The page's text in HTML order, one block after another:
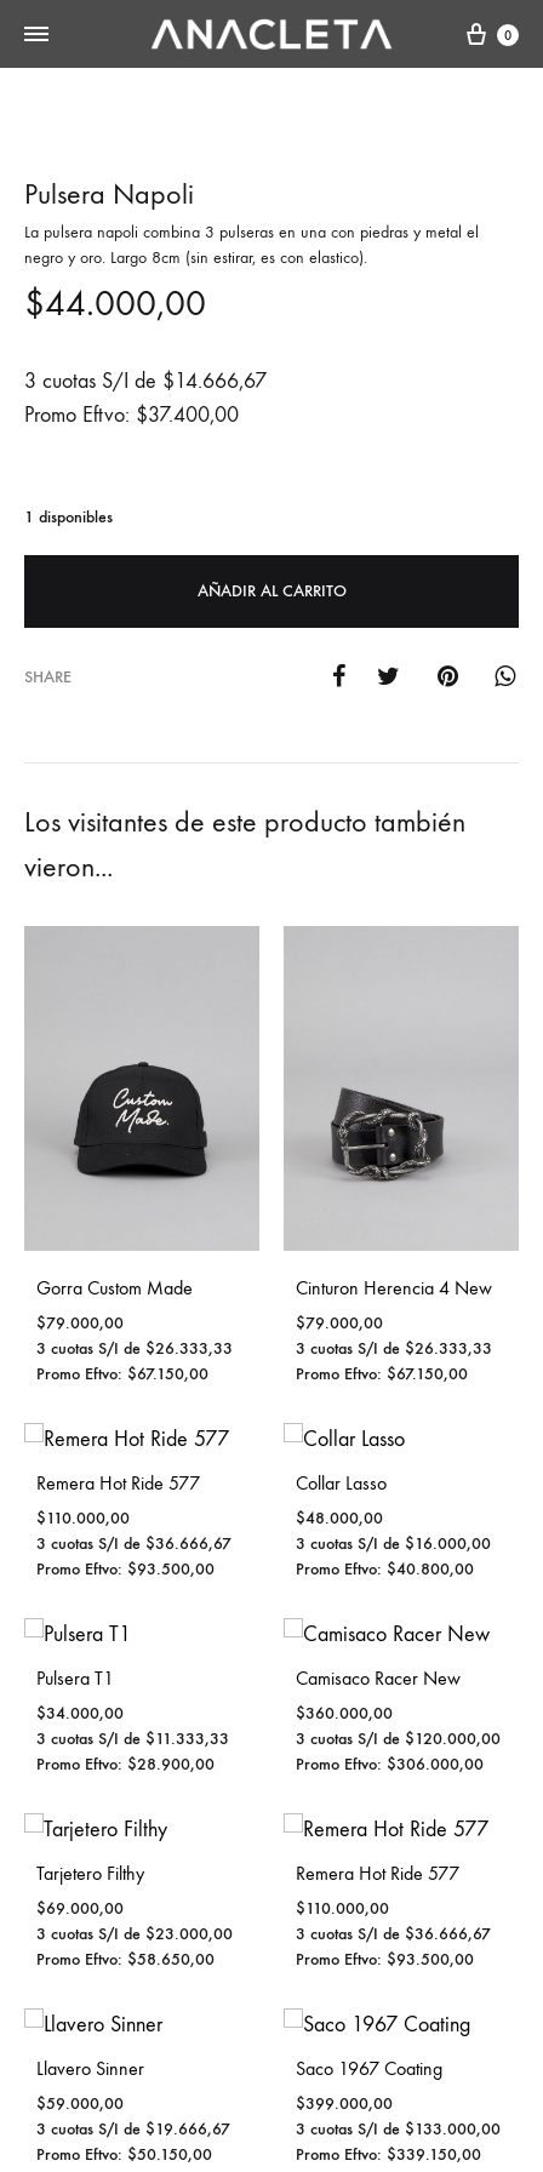
Cart
0
Pulsera Napoli
La pulsera napoli combina 3 pulseras en una con piedras y metal el
negro y oro. Largo 8cm (sin estirar, es con elastico).
$44.000,00
3 cuotas S/I de $14.666,67
Promo Eftvo: $37.400,00
1 disponibles
AÑADIR AL CARRITO
SHARE
Los visitantes de este producto también
vieron...
Gorra Custom Made
$79.000,00
3 cuotas S/I de $26.333,33
Promo Eftvo: $67.150,00
Cinturon Herencia 4 New
$79.000,00
3 cuotas S/I de $26.333,33
Promo Eftvo: $67.150,00
Remera Hot Ride 577
$110.000,00
3 cuotas S/I de $36.666,67
Promo Eftvo: $93.500,00
Collar Lasso
$48.000,00
3 cuotas S/I de $16.000,00
Promo Eftvo: $40.800,00
Pulsera T1
$34.000,00
3 cuotas S/I de $11.333,33
Promo Eftvo: $28.900,00
Camisaco Racer New
$360.000,00
3 cuotas S/I de $120.000,00
Promo Eftvo: $306.000,00
Tarjetero Filthy
$69.000,00
3 cuotas S/I de $23.000,00
Promo Eftvo: $58.650,00
Remera Hot Ride 577
$110.000,00
3 cuotas S/I de $36.666,67
Promo Eftvo: $93.500,00
Llavero Sinner
$59.000,00
3 cuotas S/I de $19.666,67
Promo Eftvo: $50.150,00
Saco 1967 Coating
$399.000,00
3 cuotas S/I de $133.000,00
Promo Eftvo: $339.150,00